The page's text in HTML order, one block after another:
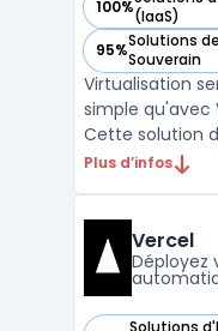
100%(IaaS)
— voir VMware
95%Solutions
Souverain
— voir VMware
Virtualisation
simple qu'avec
Cette solution
aux
forme de
des ressour ...
Plus d’infos
Vercel
Déployez
Solutions